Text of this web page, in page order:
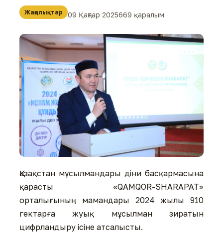
Жаңалықтар 09 Қаңтар 2025669 қаралым
Қазақстан мұсылмандары діни басқармасына
қарасты «QAMQOR-SHARAPAT»
орталығының мамандары 2024 жылы 910
гектарға жуық мұсылман зиратын
цифрландыру ісіне атсалысты.